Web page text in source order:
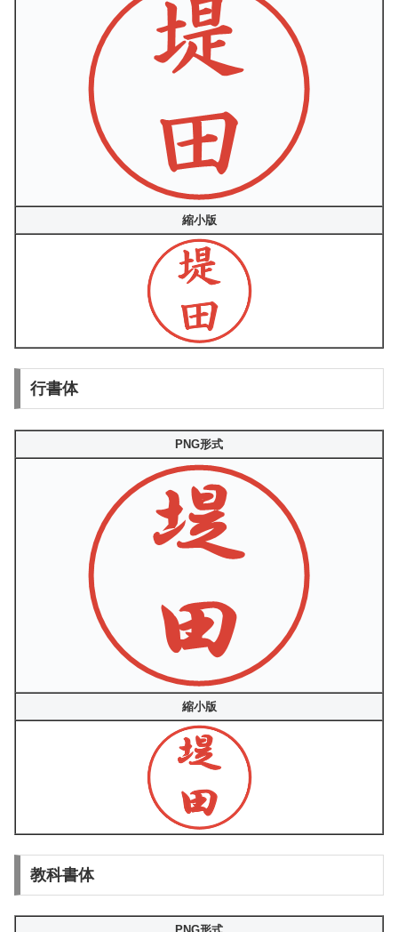
縮小版
行書体
PNG形式
縮小版
教科書体